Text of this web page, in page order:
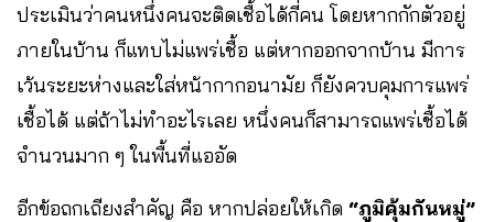
ประเมินว่าคนหนึ่งคนจะติดเชื้อได้กี่คน​ โดยหากกักตัวอยู่
ภายในบ้าน​ ก็แทบไม่แพร่เชื้อ แต่หากออกจากบ้าน มีการ
เว้นระยะห่างและใส่หน้ากากอนามัย​ ก็ยังควบคุม​การแพร่
เชื้อได้​ แต่ถ้าไม่ทำอะไรเลย​ หนึ่งคนก็สามารถ​แพร่เชื้อได้
จำนวนมาก ๆ​ ในพื้นที่แออัด
อีกข้อถกเถียงสำคัญ คือ​ หากปล่อยให้เกิด ​ “ภูมิคุ้มกันหมู่”